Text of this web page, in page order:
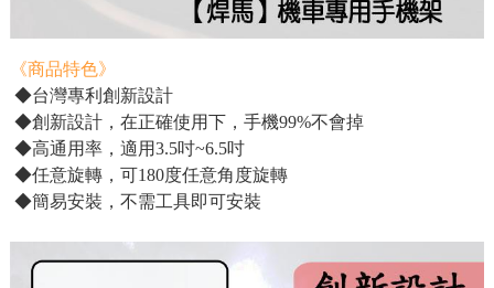
《商品特色》
◆台灣專利創新設計
◆創新設計，在正確使用下，手機99%不會掉
◆高通用率，適用3.5吋~6.5吋
◆任意旋轉，可180度任意角度旋轉
◆簡易安裝，不需工具即可安裝